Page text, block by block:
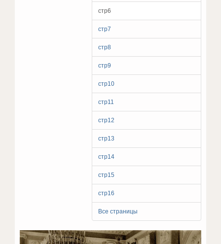
стр6
стр7
стр8
стр9
стр10
стр11
стр12
стр13
стр14
стр15
стр16
Все страницы